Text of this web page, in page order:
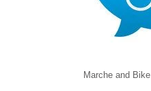
Marche and Bike